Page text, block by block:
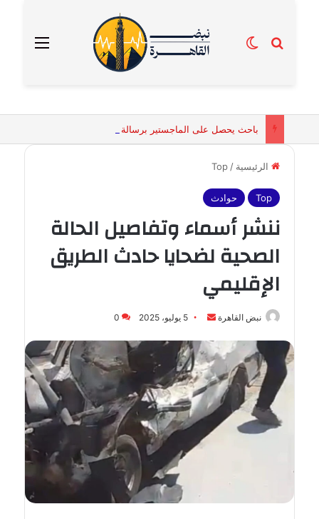
القائمة بحث عنالوضع المظلم
الرئيسية /
Top
Top حوادث
ننشر أسماء وتفاصيل الحالة
الصحية لضحايا حادث الطريق
الإقليمي
نبض القاهرة
أرسل
إلكترونيا
5 يوليو، 2025 0